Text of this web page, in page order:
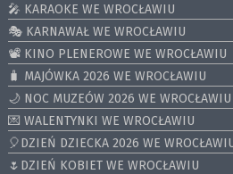
🎤 KARAOKE WE WROCŁAWIU
🎭 KARNAWAŁ WE WROCŁAWIU
📽️ KINO PLENEROWE WE WROCŁAWIU
🧳 MAJÓWKA 2026 WE WROCŁAWIU
🌙 NOC MUZEÓW 2026 WE WROCŁAWIU
💌 WALENTYNKI WE WROCŁAWIU
🎈DZIEŃ DZIECKA 2026 WE
🌷DZIEŃ KOBIET WE WROCŁAWIU